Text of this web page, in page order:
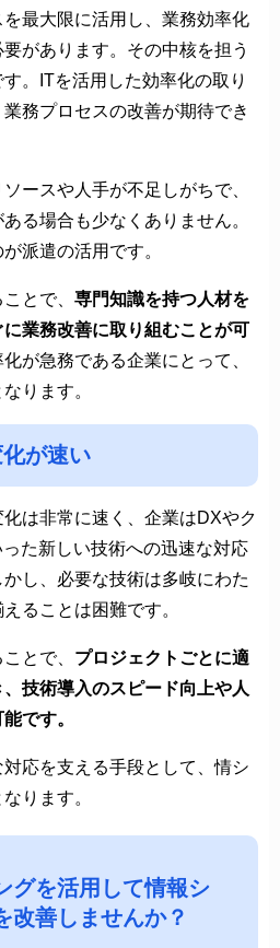
最大限に活用し、業務効率化
があります。その中核を担う
。ITを活用した効率化の取り
務プロセスの改善が期待でき
ースや人手が不足しがちで、
る場合も少なくありません。
派遣の活用です。
とで、 専門知識を持つ人材を
業務改善に取り組むことが可
が急務である企業にとって、
ります。
が速い
は非常に速く、企業はDXやク
た新しい技術への迅速な対応
し、必要な技術は多岐にわた
ることは困難です。
とで、 プロジェクトごとに適
技術導入のスピード向上や人
です。
応を支える手段として、情シ
ります。
グを活用して情報シ
改善しませんか？